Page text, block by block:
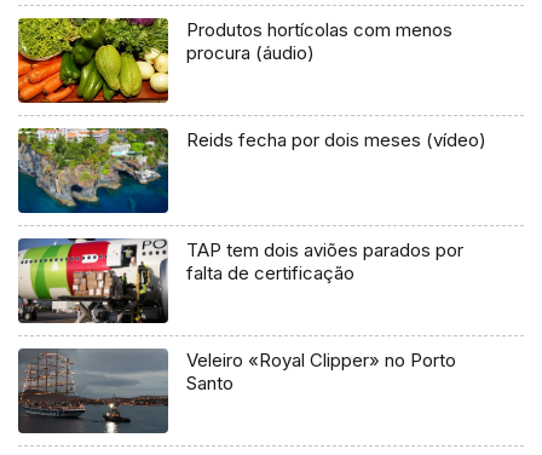
Produtos hortícolas com menos
procura (áudio)
Reids fecha por dois meses (vídeo)
TAP tem dois aviões parados por
falta de certificação
Veleiro «Royal Clipper» no Porto
Santo